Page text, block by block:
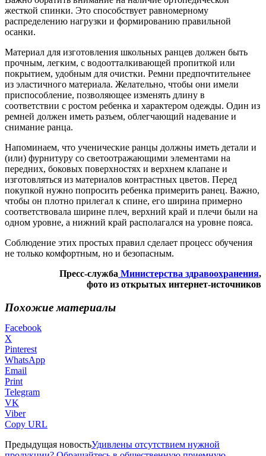
жесткой спинки. Это способствует равномерному
распределению нагрузки и формированию правильной
осанки.
Материал для изготовления школьных ранцев должен быть
прочным, легким, с водоотталкивающей пропиткой или
покрытием, удобным для очистки. Ремни предпочтительнее
из эластичного материала. Желательно, чтобы они имели
приспособление, позволяющее изменять длину в
соответствии с ростом ребенка и характером одежды. Один из
ремней должен иметь разъем, облегчающий надевание и
снимание ранца.
Напоминаем, что ученические ранцы должны иметь детали и
(или) фурнитуру со светоотражающими элементами на
передних, боковых поверхностях и верхнем клапане и
изготовляться из материалов контрастных цветов. Перед
покупкой нужно попросить ребенка примерить ранец. Важно,
чтобы он плотно прилегал к спине, его ширина примерно
соответствовала ширине плеч, верхний край и плечи были на
одном уровне, а нижний край располагался на уровне пояса.
Соблюдение этих простых правил сделает процесс обучения
не только комфортным, но и безопасным.
Пресс-служба Министерства здравоохранения,
фото из открытых интернет-источников
Похожие материалы
Facebook
X
Pinterest
WhatsApp
Email
Print
Telegram
VK
Viber
Copy URL
Предыдущая новостьУдивлены отсутствием нужной